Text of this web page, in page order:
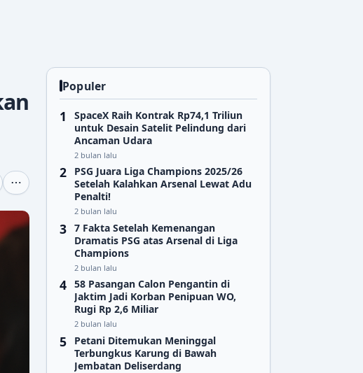
Populer
SpaceX Raih Kontrak Rp74,1 Triliun
untuk Desain Satelit Pelindung dari
Ancaman Udara
2 bulan lalu
PSG Juara Liga Champions 2025/26
Setelah Kalahkan Arsenal Lewat Adu
Penalti!
2 bulan lalu
7 Fakta Setelah Kemenangan
Dramatis PSG atas Arsenal di Liga
Champions
2 bulan lalu
58 Pasangan Calon Pengantin di
Jaktim Jadi Korban Penipuan WO,
Rugi Rp 2,6 Miliar
2 bulan lalu
Petani Ditemukan Meninggal
Terbungkus Karung di Bawah
Jembatan Deliserdang